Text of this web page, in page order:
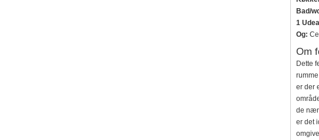
Bad/
1
Og:
Om
Dette
er der
de
er det